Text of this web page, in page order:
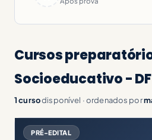
Cursos
Socioeducativo - DF
1 cursodisponível · ordenados por
PRÉ-EDITAL